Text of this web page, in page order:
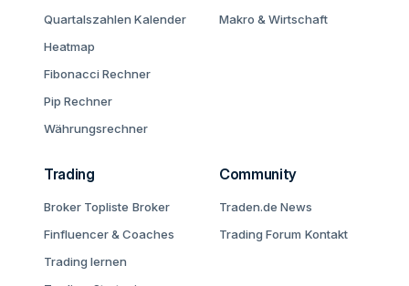
Quartalszahlen Kalender
Heatmap
Fibonacci Rechner
Pip Rechner
Währungsrechner
Makro & Wirtschaft
Trading
Broker Topliste Broker
Finfluencer & Coaches
Trading lernen
Community
Traden.de News
Trading Forum Kontakt